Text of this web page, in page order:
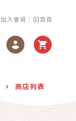
加入會員 回首頁
商店列表